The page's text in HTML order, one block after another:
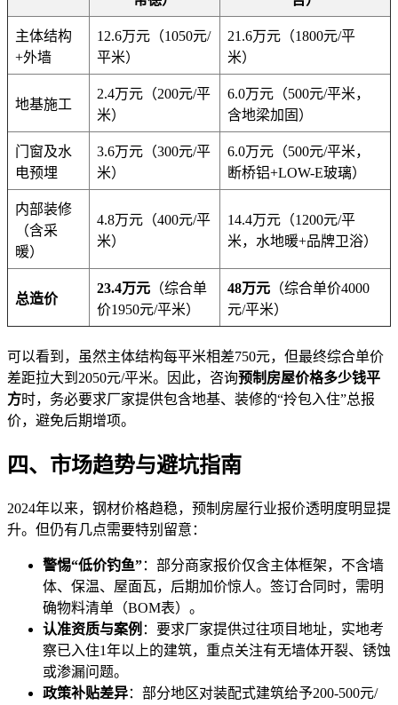
主体结构
+外墙
12.6万元（1050元/
平米）
21.6万元（1800元/平
米）
地基施工
2.4万元（200元/平
米）
6.0万元（500元/平米，
含地梁加固）
门窗及水
电预埋
3.6万元（300元/平
米）
6.0万元（500元/平米，
断桥铝+LOW-E玻璃）
内部装修
（含采
暖）
4.8万元（400元/平
米）
14.4万元（1200元/平
米，水地暖+品牌卫浴）
总造价
23.4万元 （综合单
价1950元/平米）
48万元 （综合单价4000
元/平米）
可以看到，虽然主体结构每平米相差750元，但最终综合单价
差距拉大到2050元/平米。因此，咨询预制房屋价格多少钱平
方时，务必要求厂家提供包含地基、装修的“拎包入住”总报
价，避免后期增项。
四、市场趋势与避坑指南
2024年以来，钢材价格趋稳，预制房屋行业报价透明度明显提
升。但仍有几点需要特别留意：
警惕“低价钓鱼”：部分商家报价仅含主体框架，不含墙
体、保温、屋面瓦，后期加价惊人。签订合同时，需明
确物料清单（BOM表）。
认准资质与案例 ：要求厂家提供过往项目地址，实地考
察已入住1年以上的建筑，重点关注有无墙体开裂、锈蚀
或渗漏问题。
政策补贴差异：部分地区对装配式建筑给予200-500元/